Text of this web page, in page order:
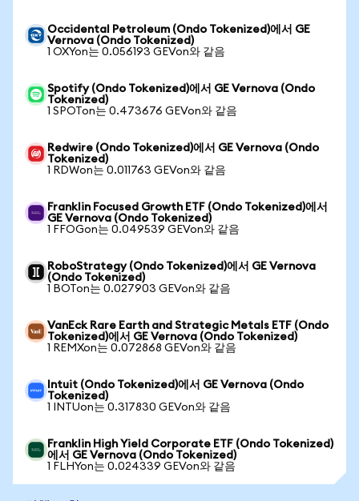
Occidental Petroleum (Ondo Tokenized)에서 GE
Vernova (Ondo Tokenized)
1 OXYon는 0.056193 GEVon와 같음
Spotify (Ondo Tokenized)에서 GE Vernova (Ondo
Tokenized)
1 SPOTon는 0.473676 GEVon와 같음
Redwire (Ondo Tokenized)에서 GE Vernova (Ondo
Tokenized)
1 RDWon는 0.011763 GEVon와 같음
Franklin Focused Growth ETF (Ondo Tokenized)에서
GE Vernova (Ondo Tokenized)
1 FFOGon는 0.049539 GEVon와 같음
RoboStrategy (Ondo Tokenized)에서 GE Vernova
(Ondo Tokenized)
1 BOTon는 0.027903 GEVon와 같음
VanEck Rare Earth and Strategic Metals ETF (Ondo
Tokenized)에서 GE Vernova (Ondo Tokenized)
1 REMXon는 0.072868 GEVon와 같음
Intuit (Ondo Tokenized)에서 GE Vernova (Ondo
Tokenized)
1 INTUon는 0.317830 GEVon와 같음
Franklin High Yield Corporate ETF (Ondo Tokenized)
에서 GE Vernova (Ondo Tokenized)
1 FLHYon는 0.024339 GEVon와 같음